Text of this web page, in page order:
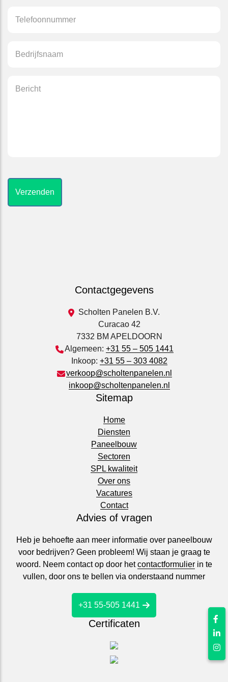
Contactgegevens
Scholten Panelen B.V.
Curacao 42
7332 BM APELDOORN
Algemeen: +31 55 – 505 1441
Inkoop: +31 55 – 303 4082
verkoop@scholtenpanelen.nl
inkoop@scholtenpanelen.nl
Sitemap
Home
Diensten
Paneelbouw
Sectoren
SPL kwaliteit
Over ons
Vacatures
Contact
Advies of vragen
Heb je behoefte aan meer informatie over paneelbouw
voor bedrijven? Geen probleem! Wij staan je graag te
woord. Neem contact op door hetcontactformulierin te
vullen, door ons te bellen via onderstaand nummer
+31 55-505 1441
Certificaten